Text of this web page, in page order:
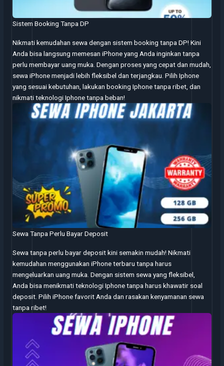
Sistem Booking Tanpa DP
Nikmati kemudahan sewa dengan sistem booking tanpa DP! Kini
Anda bisa langsung memesan iPhone yang Anda inginkan tanpa
perlu membayar uang muka. Dengan proses yang cepat dan mudah,
sewa iPhone menjadi lebih fleksibel dan terjangkau. Pilih Iphone
yang sesuai kebutuhan, lakukan booking Iphone tanpa ribet, dan
nikmati teknologi Iphone tanpa beban!
Sewa Tanpa Perlu Bayar Deposit
Sewa tanpa perlu bayar deposit kini semakin mudah! Nikmati
kemudahan menggunakan iPhone terbaru tanpa harus
mengeluarkan uang muka. Dengan sistem sewa yang fleksibel,
Anda bisa menikmati teknologi Iphone tanpa harus khawatir soal
deposit. Pilih iPhone favorit Anda dan rasakan kenyamanan sewa
tanpa ribet!